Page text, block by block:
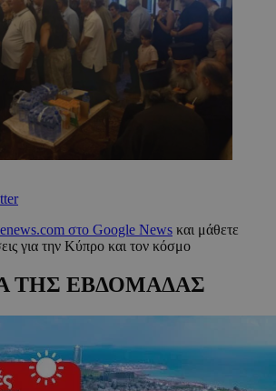
στο Google News και μάθετε
για την Κύπρο και τον κόσμο
ΤΗΣ ΕΒΔΟΜΑΔΑΣ